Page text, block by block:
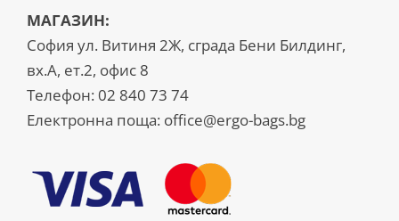
МАГАЗИН:
София ул. Витиня 2Ж, сграда Бени Билдинг,
вх.А, ет.2, офис 8
Телефон: 02 840 73 74
Електронна поща: office@ergo-bags.bg